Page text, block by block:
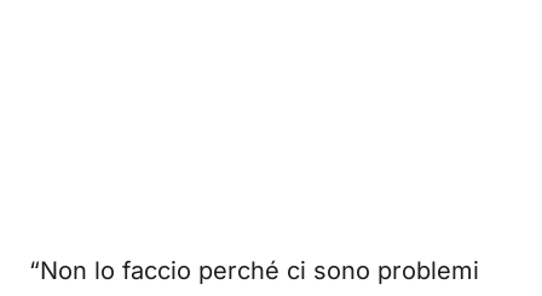
“Non lo faccio perché ci sono problemi